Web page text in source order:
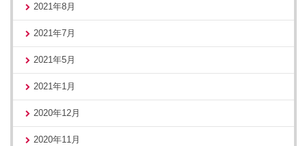
2021年8月
2021年7月
2021年5月
2021年1月
2020年12月
2020年11月